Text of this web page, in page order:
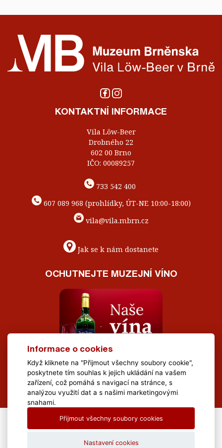
KONTAKTNÍ INFORMACE
Vila Löw-Beer
Drobného 22
602 00 Brno
IČO: 00089257
733 542 400
607 089 968 (prohlídky, ÚT-NE 10:00-18:00)
vila@vila.mbrn.cz
Jak se k nám dostanete
OCHUTNEJTE MUZEJNÍ VÍNO
All Rights Reserved Muzeum Brněnska © 2020, Webdesign by
Informace o cookies
Když kliknete na "Přijmout všechny soubory cookie",
poskytnete tím souhlas k jejich ukládání na vašem
zařízení, což pomáhá s navigací na stránce, s
analýzou využití dat a s našimi marketingovými
snahami.
Přijmout všechny soubory cookies
Nastavení cookies